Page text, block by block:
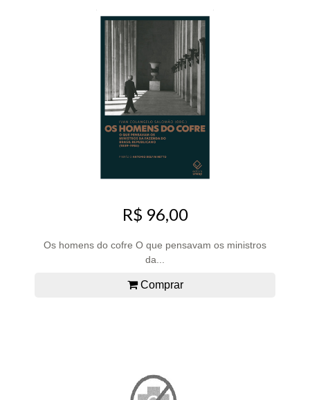
R$ 96,00
Os homens do cofre O que pensavam os ministros
da...
Comprar